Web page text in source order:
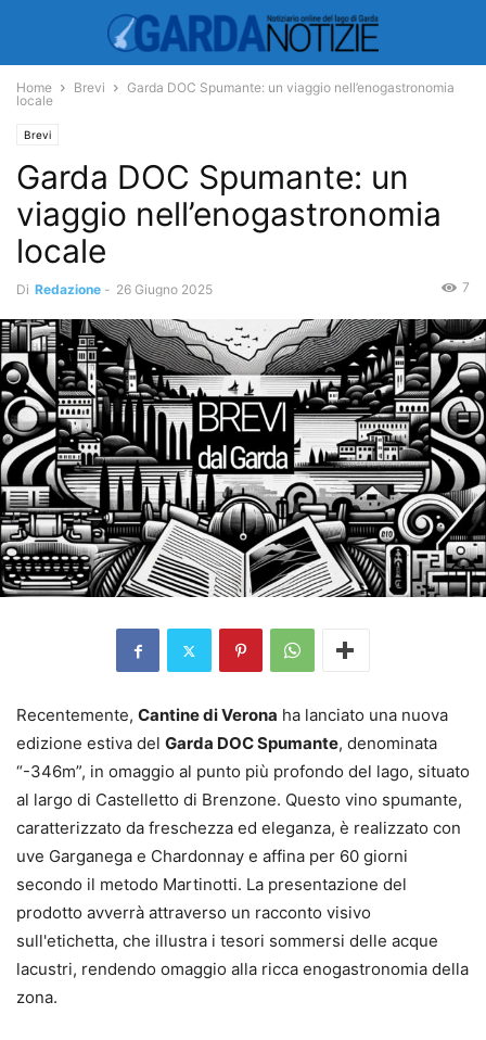
Home Brevi
Garda DOC Spumante: un viaggio nell’enogastronomia
locale
Brevi
Garda DOC Spumante: un
viaggio nell’enogastronomia
locale
Di Redazione - 26 Giugno 2025 7
Recentemente, Cantine di Verona ha lanciato una nuova
edizione estiva del Garda DOC Spumante, denominata
“-346m”, in omaggio al punto più profondo del lago, situato
al largo di Castelletto di Brenzone. Questo vino spumante,
caratterizzato da freschezza ed eleganza, è realizzato con
uve Garganega e Chardonnay e affina per 60 giorni
secondo il metodo Martinotti. La presentazione del
prodotto avverrà attraverso un racconto visivo
sull'etichetta, che illustra i tesori sommersi delle acque
lacustri, rendendo omaggio alla ricca enogastronomia della
zona.